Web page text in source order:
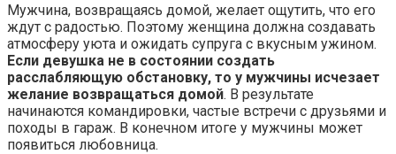
Мужчина, возвращаясь домой, желает ощутить, что его
ждут с радостью. Поэтому женщина должна создавать
атмосферу уюта и ожидать супруга с вкусным ужином.
Если девушка не в состоянии создать
расслабляющую обстановку, то у мужчины исчезает
желание возвращаться домой. В результате
начинаются командировки, частые встречи с друзьями и
походы в гараж. В конечном итоге у мужчины может
появиться любовница.